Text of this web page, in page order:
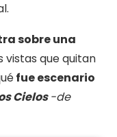
sobre una
vistas que quitan
fue escenario
Cielos-de